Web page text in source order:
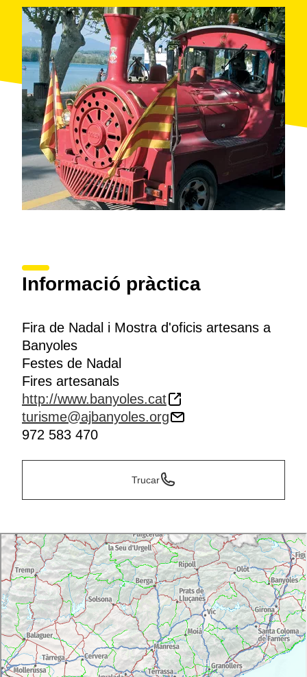
Informació pràctica
Fira de Nadal i Mostra d'oficis artesans a
Banyoles
Festes de Nadal
Fires artesanals
http://www.banyoles.cat
turisme@ajbanyoles.org
972 583 470
Trucar